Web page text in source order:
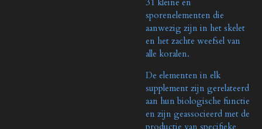
sporenelementen die
aanwezig zijn in het skelet
en het zachte weefsel van
alle koralen.
De elementen in elk
supplement zijn gerelateerd
aan hun biologische functie
en zijn geassocieerd met de
productie van specifieke